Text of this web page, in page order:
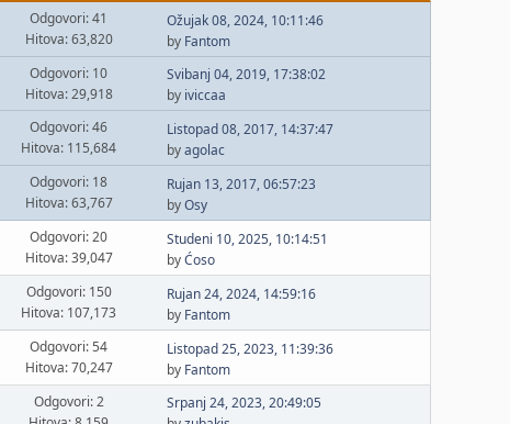
Odgovori: 41
Hitova: 63,820
Ožujak 08, 2024, 10:11:46
by Fantom
Odgovori: 10
Hitova: 29,918
Svibanj 04, 2019, 17:38:02
by iviccaa
Odgovori: 46
Hitova: 115,684
Listopad 08, 2017, 14:37:47
byagolac
Odgovori: 18
Hitova: 63,767
Rujan 13, 2017, 06:57:23
byOsy
Odgovori: 20
Hitova: 39,047
Studeni 10, 2025, 10:14:51
byĆoso
Odgovori: 150
Hitova: 107,173
Rujan 24, 2024, 14:59:16
by Fantom
Odgovori: 54
Hitova: 70,247
Listopad 25, 2023, 11:39:36
by Fantom
Odgovori: 2
Srpanj 24, 2023, 20:49:05